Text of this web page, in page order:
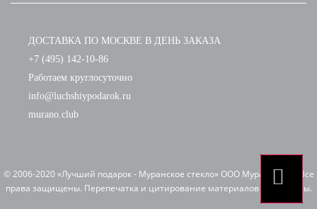
ДОСТАВКА ПО МОСКВЕ В ДЕНЬ ЗАКАЗА
+7 (495) 142-10-86
Работаем круглосуточно
info@luchshiypodarok.ru
murano.club
© 2006-2020 «Лучший подарок - Муранское стекло» ООО Мурано клуб. Все
права защищены. Перепечатка и цитирование материалов запрещены.